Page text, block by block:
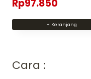
Rp97.850
+ Keranjang
Cara :